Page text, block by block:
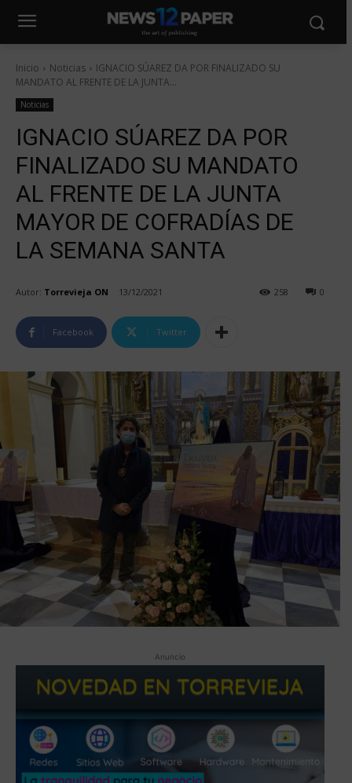
Inicio Noticias
IGNACIO SÚAREZ DA POR FINALIZADO SU
MANDATO AL FRENTE DE LA JUNTA...
Noticias
IGNACIO SÚAREZ DA POR
FINALIZADO SU MANDATO
AL FRENTE DE LA JUNTA
MAYOR DE COFRADÍAS DE
LA SEMANA SANTA
Autor: Torrevieja ON 13/12/2021 0
258
Facebook Twitter
Anuncio